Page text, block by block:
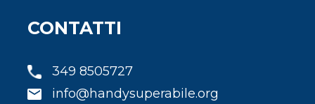
CONTATTI
349 8505727
info@handysuperabile.org